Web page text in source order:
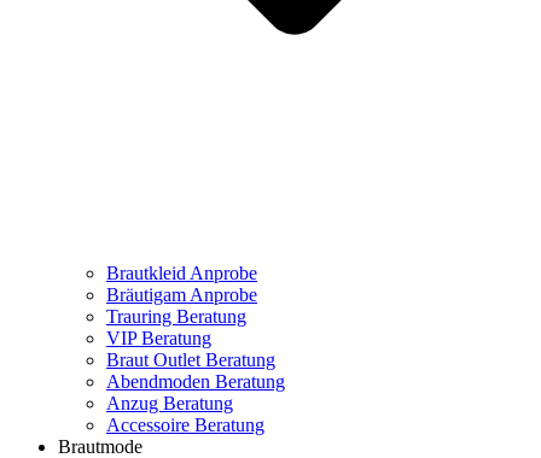
Brautkleid Anprobe
Bräutigam Anprobe
Trauring Beratung
VIP Beratung
Braut Outlet Beratung
Abendmoden Beratung
Anzug Beratung
Accessoire Beratung
Brautmode